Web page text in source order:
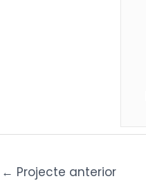
← Projecte anterior